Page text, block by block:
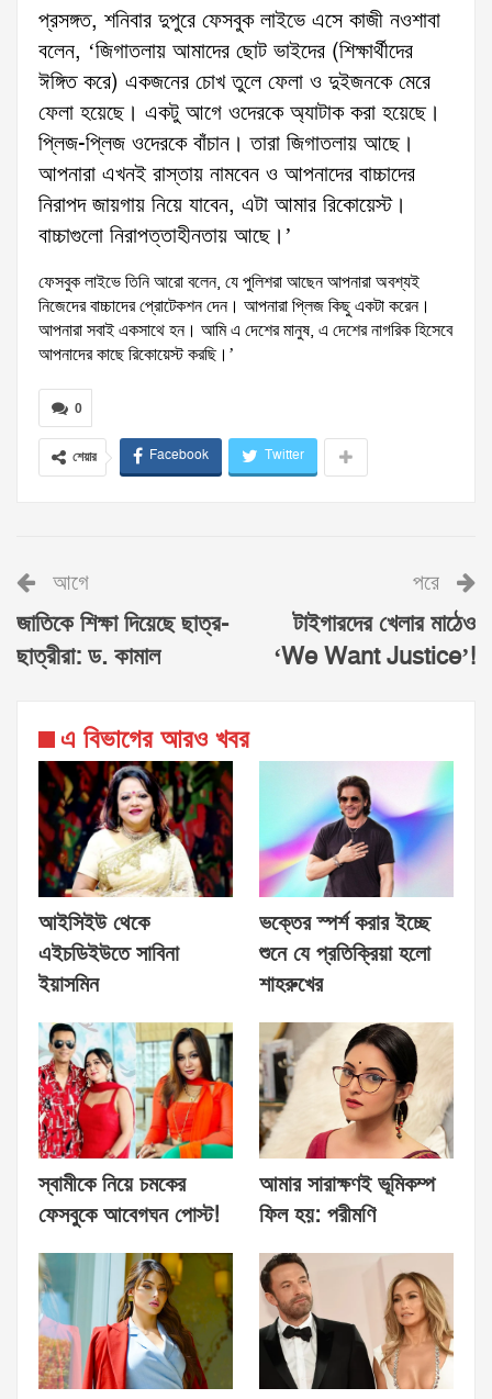
প্রসঙ্গত, শনিবার দুপুরে ফেসবুক লাইভে এসে কাজী নওশাবা
বলেন, ‘জিগাতলায় আমাদের ছোট ভাইদের (শিক্ষার্থীদের
ঈঙ্গিত করে) একজনের চোখ তুলে ফেলা ও দুইজনকে মেরে
ফেলা হয়েছে। একটু আগে ওদেরকে অ্যাটাক করা হয়েছে।
প্লিজ-প্লিজ ওদেরকে বাঁচান। তারা জিগাতলায় আছে।
আপনারা এখনই রাস্তায় নামবেন ও আপনাদের বাচ্চাদের
নিরাপদ জায়গায় নিয়ে যাবেন, এটা আমার রিকোয়েস্ট।
বাচ্চাগুলো নিরাপত্তাহীনতায় আছে।’
ফেসবুক লাইভে তিনি আরো বলেন, যে পুলিশরা আছেন আপনারা অবশ্যই
নিজেদের বাচ্চাদের প্রোটেকশন দেন। আপনারা প্লিজ কিছু একটা করেন।
আপনারা সবাই একসাথে হন। আমি এ দেশের মানুষ, এ দেশের নাগরিক হিসেবে
আপনাদের কাছে রিকোয়েস্ট করছি।’
0
শেয়ার Facebook Twitter
আগে
জাতিকে শিক্ষা দিয়েছে ছাত্র-
ছাত্রীরা: ড. কামাল
পরে
টাইগারদের খেলার মাঠেও
‘We Want Justice’!
এ বিভাগের আরও খবর
আইসিইউ থেকে
এইচডিইউতে সাবিনা
ইয়াসমিন
ভক্তের স্পর্শ করার ইচ্ছে
শুনে যে প্রতিক্রিয়া হলো
শাহরুখের
স্বামীকে নিয়ে চমকের
ফেসবুকে আবেগঘন পোস্ট!
আমার সারাক্ষণই ভূমিকম্প
ফিল হয়: পরীমণি